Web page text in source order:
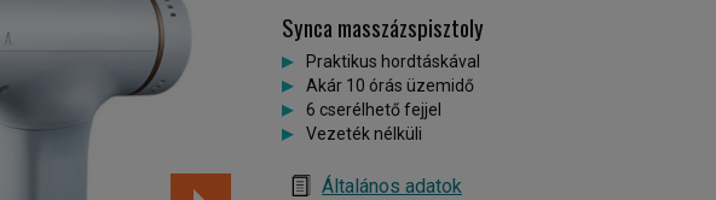
Synca masszázspisztoly
Praktikus hordtáskával
Akár 10 órás üzemidő
6 cserélhető fejjel
Vezeték nélküli
Általános adatok